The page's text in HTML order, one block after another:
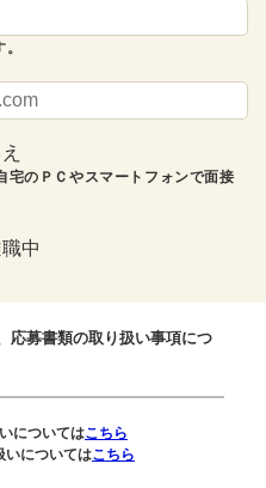
のＰＣやスマートフォンで面接
中
応募書類の取り扱い事項につ
についてはこちら
いについてはこちら